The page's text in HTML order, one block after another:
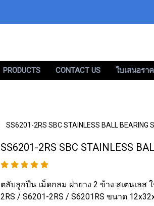
PRODUCTS CONTACT US ใบเสนอรา
SS6201-2RS SBC STAINLESS BALL BEARING
SS6201-2RS SBC STAINLESS
ตลับลูกปืน เม็ดกลม ฝายาง 2 ข้าง สเตนเลส
2RS / S6201-2RS / S6201RS ขนาด